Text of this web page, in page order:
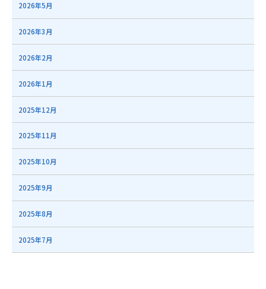
2026年5月
2026年3月
2026年2月
2026年1月
2025年12月
2025年11月
2025年10月
2025年9月
2025年8月
2025年7月